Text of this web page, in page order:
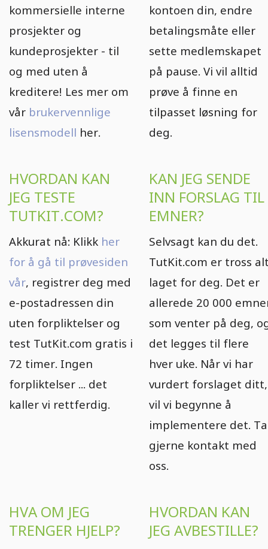
kommersielle interne
prosjekter og
kundeprosjekter - til
og med uten å
kreditere! Les mer om
vår brukervennlige
lisensmodell her.
kontoen din, endre
betalingsmåte eller
sette medlemskapet
på pause. Vi vil alltid
prøve å finne en
tilpasset løsning for
deg.
HVORDAN KAN
JEG TESTE
TUTKIT.COM?
Akkurat nå: Klikk her
for å gå til prøvesiden
vår, registrer deg med
e-postadressen din
uten forpliktelser og
test TutKit.com gratis i
72 timer. Ingen
forpliktelser ... det
kaller vi rettferdig.
KAN JEG SENDE
INN FORSLAG TIL
EMNER?
Selvsagt kan du det.
TutKit.com er tross
laget for deg. Det er
allerede 20 000
som venter på deg,
det legges til flere
hver uke. Når vi har
vurdert forslaget ditt,
vil vi begynne å
implementere det. Ta
gjerne kontakt med
oss.
HVA OM JEG
TRENGER HJELP?
HVORDAN KAN
JEG AVBESTILLE?